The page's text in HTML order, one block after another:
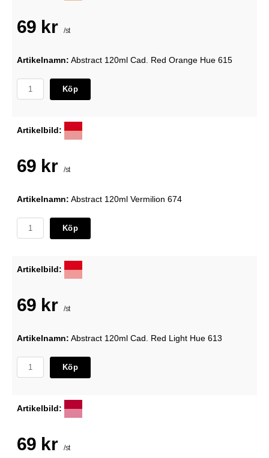
69 kr /st
Artikelnamn: Abstract 120ml Cad. Red Orange Hue 615
Köp
Artikelbild:
69 kr /st
Artikelnamn: Abstract 120ml Vermilion 674
Köp
Artikelbild:
69 kr /st
Artikelnamn: Abstract 120ml Cad. Red Light Hue 613
Köp
Artikelbild:
69 kr /st